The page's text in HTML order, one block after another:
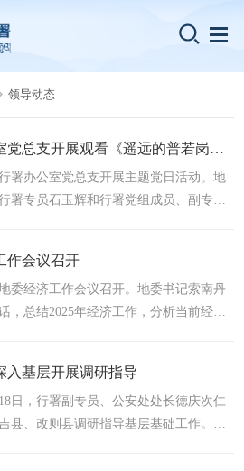
领导动态
行署办公室党总支开展观看《遥远的普若岗日》主题党日活动
署办公室党总支开展主题党日活动。地
署专员石玉辉和行署党组成员、副专员
现了基层干部和群众在高海拔地区坚
变的故事。影片让每一名干部职工深刻
的生存困境、人性光辉和时代变迁，具
作会议召开
委经济工作会议召开。地委书记索南丹
，总结2025年经济工作，分析当前经济
贯彻落实中央经济工作会议和自治区党
议精神，统一思想、坚定信心，凝心聚
，努力实现“十五五”开好局、起好步。
入基层开展调研指导
日，行署副专员、公安处处长德庆次仁
县、改则县调研指导基层基础工作。德